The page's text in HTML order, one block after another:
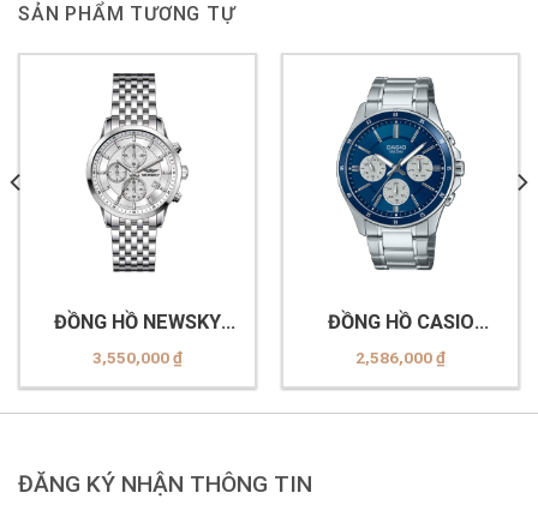
SẢN PHẨM TƯƠNG TỰ
ĐỒNG HỒ NEWSKY
NS6005G.S01
3,550,000₫
ĐỒNG HỒ CASIO
MTP-1374D-2A3VDF
2,586,000₫
ĐĂNG KÝ NHẬN THÔNG TIN